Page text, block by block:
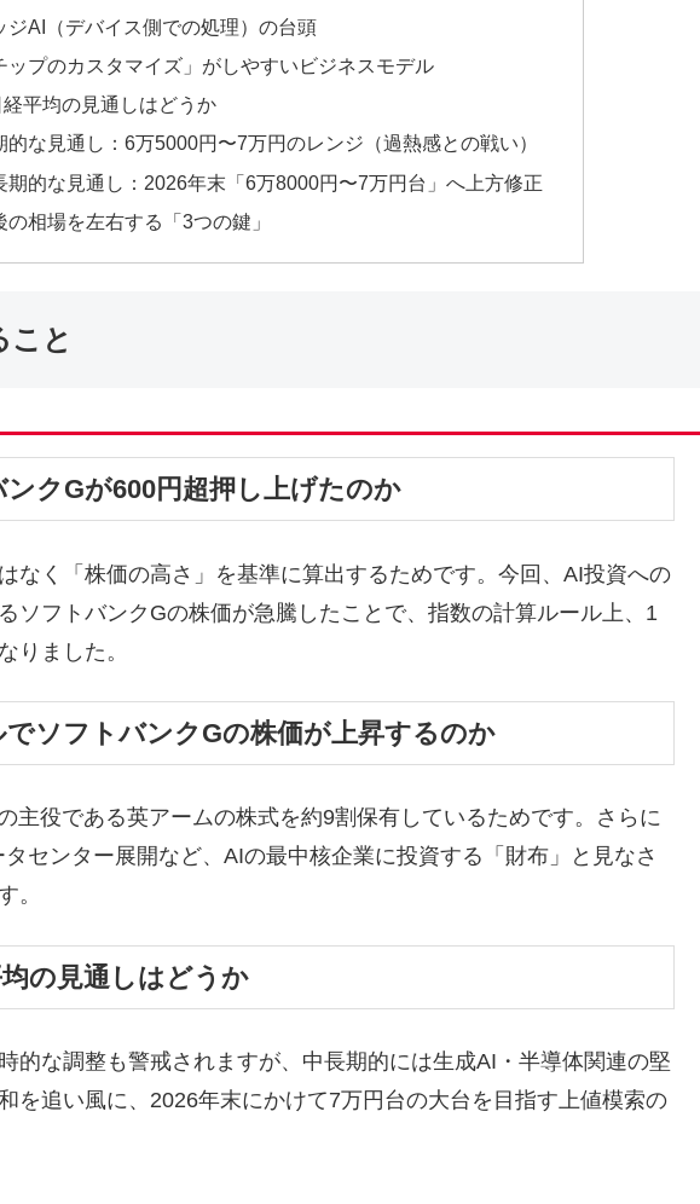
ジAI（デバイス側での処理）の台頭
ップのカスタマイズ」がしやすいビジネスモデル
平均の見通しはどうか
的な見通し：6万5000円〜7万円のレンジ（過熱感との戦い）
期的な見通し：2026年末「6万8000円〜7万円台」へ上方修正
の相場を左右する「3つの鍵」
こと
クGが600円超押し上げたのか
なく「株価の高さ」を基準に算出するためです。今回、AI投資への
ソフトバンクGの株価が急騰したことで、指数の計算ルール上、1
りました。
ソフトバンクGの株価が上昇するのか
主役である英アームの株式を約9割保有しているためです。さらに
センター展開など、AIの最中核企業に投資する「財布」と見なさ
。
の見通しはどうか
的な調整も警戒されますが、中長期的には生成AI・半導体関連の堅
を追い風に、2026年末にかけて7万円台の大台を目指す上値模索の